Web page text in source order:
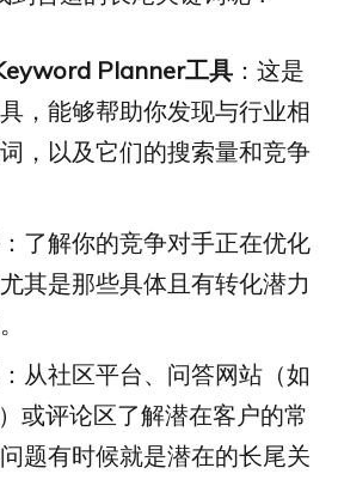
Planner工具 ：这是
，能够帮助你发现与行业相
，以及它们的搜索量和竞争
：了解你的竞争对手正在优化
其是那些具体且有转化潜力
：从社区平台、问答网站（如
或评论区了解潜在客户的常
题有时候就是潜在的长尾关